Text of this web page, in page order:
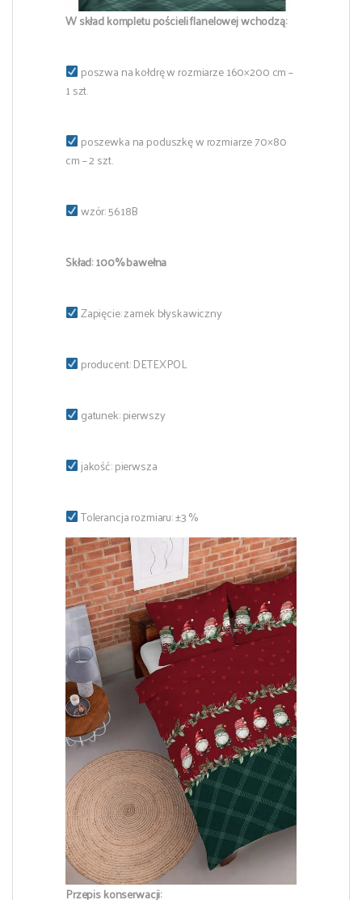
W skład kompletu pościeli flanelowej wchodzą:
poszwa na kołdrę w rozmiarze 160×200 cm –
1 szt.
poszewka na poduszkę w rozmiarze 70×80
cm – 2 szt.
wzór: 5618B
Skład: 100% bawełna
Zapięcie: zamek błyskawiczny
producent: DETEXPOL
gatunek: pierwszy
jakość: pierwsza
Tolerancja rozmiaru: ±3 %
Przepis konserwacji: